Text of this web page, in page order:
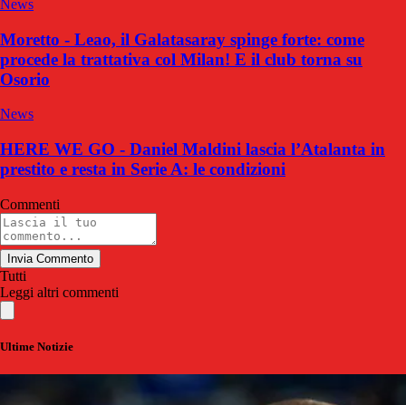
News
Moretto - Leao, il Galatasaray spinge forte: come
procede la trattativa col Milan! E il club torna su
Osorio
News
HERE WE GO - Daniel Maldini lascia l’Atalanta in
prestito e resta in Serie A: le condizioni
Commenti
Invia Commento
Tutti
Leggi altri commenti
Ultime Notizie